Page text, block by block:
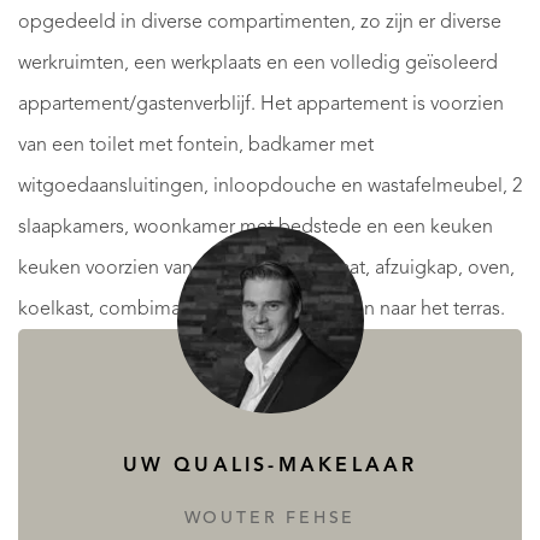
opgedeeld in diverse compartimenten, zo zijn er diverse
werkruimten, een werkplaats en een volledig geïsoleerd
appartement/gastenverblijf. Het appartement is voorzien
van een toilet met fontein, badkamer met
witgoedaansluitingen, inloopdouche en wastafelmeubel, 2
slaapkamers, woonkamer met bedstede en een keuken
keuken voorzien van 4-pits gaskookplaat, afzuigkap, oven,
koelkast, combimagnetron en tuindeuren naar het terras.
Het appartement is voorzien van dubbel glas, muur-/vloer
en plafondisolatie en beschikt over vloerverwarming.
royale bergzolder die naar eigen invulling kan worden
ingedeeld en omgevormd naar meerdere slaapkamers.
UW QUALIS-MAKELAAR
WOUTER FEHSE